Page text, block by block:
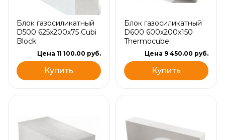
Блок газосиликатный
D500 625х200х75 Cubi
Block
Цена 11 100.00 руб.
Купить
Блок газосиликатный
D600 600х200х150
Thermocube
Цена 9 450.00 руб.
Купить